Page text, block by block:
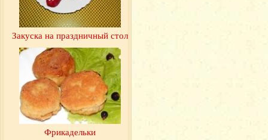
Закуска на праздничный стол
Фрикадельки